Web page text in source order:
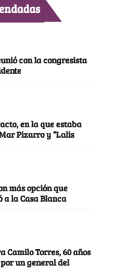
con la congresista
en la que estaba
Pizarro y “Lalis
más opción que
la Casa Blanca
Camilo Torres, 60 años
un general del